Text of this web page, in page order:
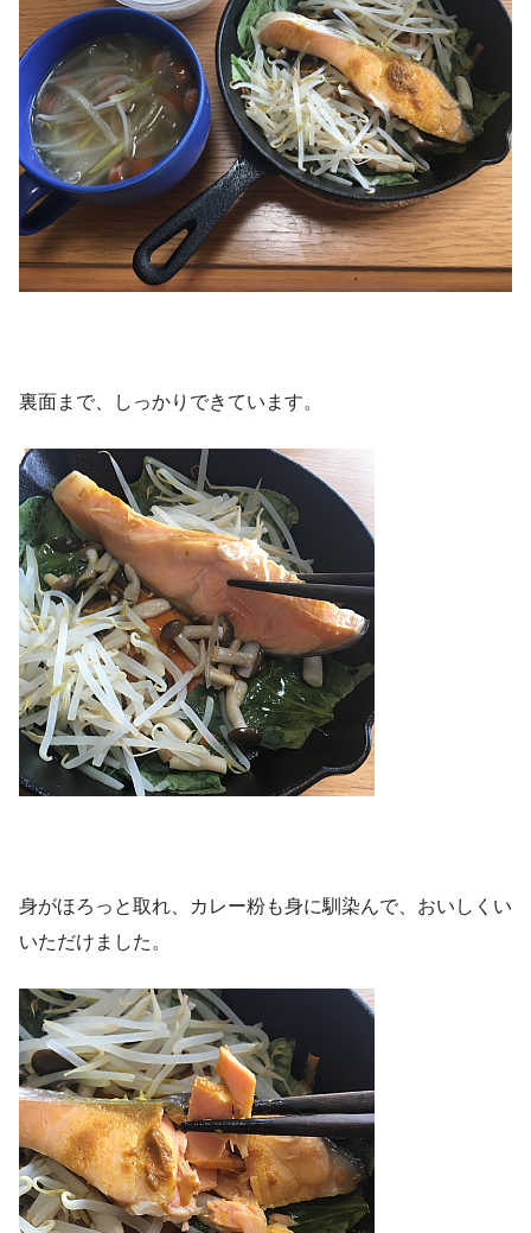
裏面まで、しっかりできています。
身がほろっと取れ、カレー粉も身に馴染んで、おいしくい
いただけました。